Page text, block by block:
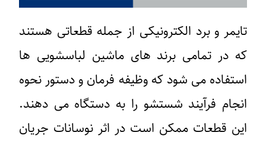
تایمر و برد الکترونیکی از جمله قطعاتی هستند
که در تمامی برند های ماشین لباسشویی ها
استفاده می شود که وظیفه فرمان و دستور نحوه
انجام فرآیند شستشو را به دستگاه می دهند.
این قطعات ممکن است در اثر نوسانات جریان